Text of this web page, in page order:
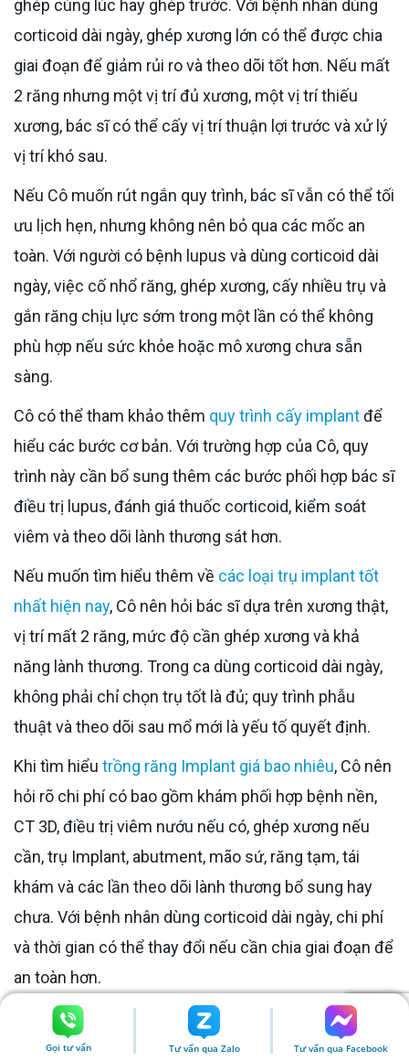
ghép cùng lúc hay ghép trước. Với bệnh nhân dùng
corticoid dài ngày, ghép xương lớn có thể được chia
giai đoạn để giảm rủi ro và theo dõi tốt hơn. Nếu mất
2 răng nhưng một vị trí đủ xương, một vị trí thiếu
xương, bác sĩ có thể cấy vị trí thuận lợi trước và xử lý
vị trí khó sau.
Nếu Cô muốn rút ngắn quy trình, bác sĩ vẫn có thể tối
ưu lịch hẹn, nhưng không nên bỏ qua các mốc an
toàn. Với người có bệnh lupus và dùng corticoid dài
ngày, việc cố nhổ răng, ghép xương, cấy nhiều trụ và
gắn răng chịu lực sớm trong một lần có thể không
phù hợp nếu sức khỏe hoặc mô xương chưa sẵn
sàng.
Cô có thể tham khảo thêm quy trình cấy implantđể
hiểu các bước cơ bản. Với trường hợp của Cô, quy
trình này cần bổ sung thêm các bước phối hợp bác sĩ
điều trị lupus, đánh giá thuốc corticoid, kiểm soát
viêm và theo dõi lành thương sát hơn.
Nếu muốn tìm hiểu thêm về các loại trụ implant tốt
nhất hiện nay, Cô nên hỏi bác sĩ dựa trên xương thật,
vị trí mất 2 răng, mức độ cần ghép xương và khả
năng lành thương. Trong ca dùng corticoid dài ngày,
không phải chỉ chọn trụ tốt là đủ; quy trình phẫu
thuật và theo dõi sau mổ mới là yếu tố quyết định.
Khi tìm hiểu trồng răng Implant giá bao nhiêu, Cô nên
hỏi rõ chi phí có bao gồm khám phối hợp bệnh nền,
CT 3D, điều trị viêm nướu nếu có, ghép xương nếu
cần, trụ Implant, abutment, mão sứ, răng tạm, tái
khám và các lần theo dõi lành thương bổ sung hay
chưa. Với bệnh nhân dùng corticoid dài ngày, chi phí
và thời gian có thể thay đổi nếu cần chia giai đoạn để
an toàn hơn.
Câu hỏi nên
hỏi trước khi
Vì sao nên hỏi? Câu trả lời cần có
Gọi tư vấn Tư vấn qua Zalo Tư vấn qua Facebook